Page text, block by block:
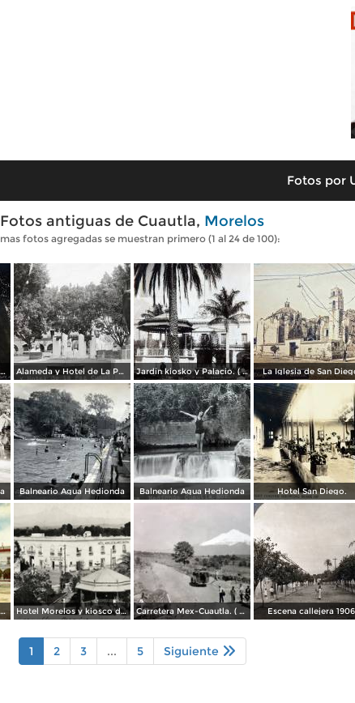
Fotos por
Fotos antiguas de Cuautla, Morelos
fotos agregadas se muestran primero (1 al 24 de 100):
Iglesia de San Diego por el Fotógrafo Hugo Brehme. Alameda y Hotel de La Paz. Jardin kiosko y Palacio. ( Circulada el 1 de Julio de 1935 ). La Iglesia de San
Balneario Agua Hedionda Balneario Agua Hedionda Hotel San Diego.
Plaza Principal y Palacio Municipal Hotel Morelos y kiosco de la plaza Carretera Mex-Cuautla. ( Circulada el 14 de Octubre de 1938 ). Escena callejera
1 2 3 ... 5 Siguiente